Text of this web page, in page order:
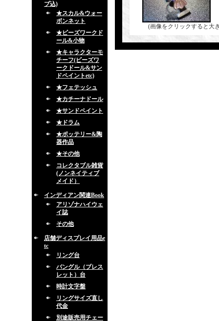
ブ込)
★スカル&ウォー
ボンネット
★ビーズワークド
ール&小物
★キャラクターモ
チーフ(ビーズワ
ークドール&サン
ドペイントetc)
★フェテッシュ
★カチーナドール
★サンドペイント
★ドラム
★ポッテリー&陶
器作品
★その他
コレクタブル雑貨
(ノンネイティブ
メイド）
インディアン関連Book
アリゾナハイウェ
イ誌
その他
店舗ディスプレイ用品e
tc
リング台
バングル（ブレス
レット）台
時計文字盤
リングサイズ直し
代金
別途販売用チェー
(画像をクリックすると大